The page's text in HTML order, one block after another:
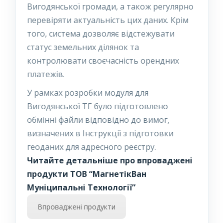
Вигодянської громади, а також регулярно
перевіряти актуальність цих даних. Крім
того, система дозволяє відстежувати
статус земельних ділянок та
контролювати своєчасність орендних
платежів.
У рамках розробки модуля для
Вигодянської ТГ було підготовлено
обмінні файли відповідно до вимог,
визначених в Інструкції з підготовки
геоданих для адресного реєстру.
Читайте детальніше про впроваджені
продукти ТОВ “МагнетікВан
Муніципальні Технології”
Впроваджені продукти